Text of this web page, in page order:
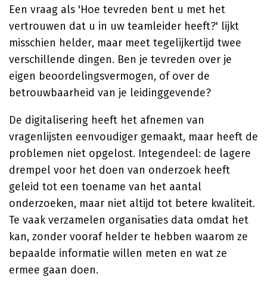
Een vraag als 'Hoe tevreden bent u met het
vertrouwen dat u in uw teamleider heeft?' lijkt
misschien helder, maar meet tegelijkertijd twee
verschillende dingen. Ben je tevreden over je
eigen beoordelingsvermogen, of over de
betrouwbaarheid van je leidinggevende?
De digitalisering heeft het afnemen van
vragenlijsten eenvoudiger gemaakt, maar heeft de
problemen niet opgelost. Integendeel: de lagere
drempel voor het doen van onderzoek heeft
geleid tot een toename van het aantal
onderzoeken, maar niet altijd tot betere kwaliteit.
Te vaak verzamelen organisaties data omdat het
kan, zonder vooraf helder te hebben waarom ze
bepaalde informatie willen meten en wat ze
ermee gaan doen.